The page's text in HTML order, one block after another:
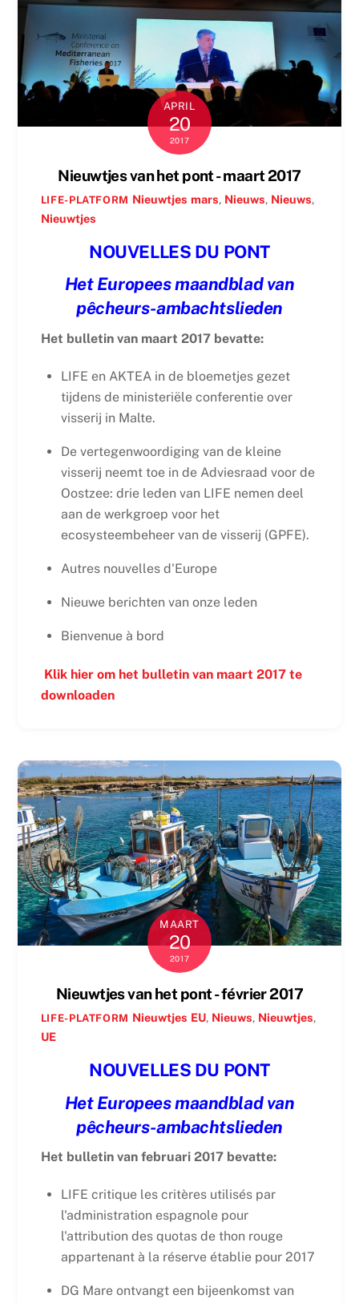
APRIL
20
2017
Nieuwtjes van het pont - maart 2017
LIFE-PLATFORM Nieuwtjes mars, Nieuws, Nieuws,
Nieuwtjes
NOUVELLES DU PONT
Het Europees maandblad van
pêcheurs-ambachtslieden
Het bulletin van maart 2017 bevatte:
LIFE en AKTEA in de bloemetjes gezet
tijdens de ministeriële conferentie over
visserij in Malte.
De vertegenwoordiging van de kleine
visserij neemt toe in de Adviesraad voor de
Oostzee: drie leden van LIFE nemen deel
aan de werkgroep voor het
ecosysteembeheer van de visserij (GPFE).
Autres nouvelles d'Europe
Nieuwe berichten van onze leden
Bienvenue à bord
Klik hier om het bulletin van maart 2017 te
downloaden
MAART
20
2017
Nieuwtjes van het pont - février 2017
LIFE-PLATFORM Nieuwtjes EU, Nieuws, Nieuwtjes,
UE
NOUVELLES DU PONT
Het Europees maandblad van
pêcheurs-ambachtslieden
Het bulletin van februari 2017 bevatte:
LIFE critique les critères utilisés par
l'administration espagnole pour
l'attribution des quotas de thon rouge
appartenant à la réserve établie pour 2017
DG Mare ontvangt een bijeenkomst van